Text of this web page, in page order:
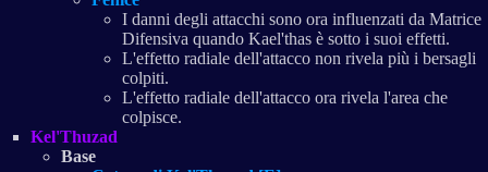
I danni degli attacchi sono ora influenzati da Matrice
Difensiva quando Kael'thas è sotto i suoi effetti.
L'effetto radiale dell'attacco non rivela più i bersagli
colpiti.
L'effetto radiale dell'attacco ora rivela l'area che
colpisce.
Kel'Thuzad
Base